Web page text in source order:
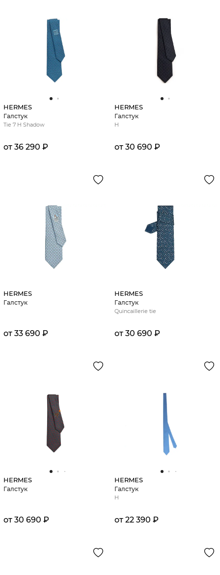
HERMES
Галстук
Tie 7 H Shadow
от 36 290 ₽
HERMES
Галстук
H
от 30 690 ₽
HERMES
Галстук
от 33 690 ₽
HERMES
Галстук
Quincaillerie tie
от 30 690 ₽
HERMES
Галстук
от 30 690 ₽
HERMES
Галстук
H
от 22 390 ₽